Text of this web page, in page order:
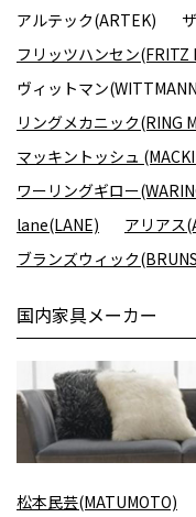
アルテック(ARTEK)
フリッツハンセン(FRITZ
ヴィットマン
リングメカニック(RING
マッキントッシュ
ワーリングギロー
lane(LANE)
アリアス
ブランズウィック
国内家具メーカー
松本民芸(MATUMOTO)